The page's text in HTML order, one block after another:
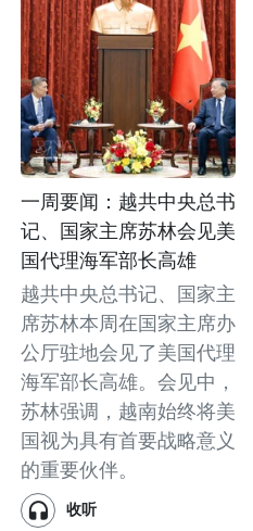
一周要闻：越共中央总书
记、国家主席苏林会见美
国代理海军部长高雄
越共中央总书记、国家主
席苏林本周在国家主席办
公厅驻地会见了美国代理
海军部长高雄。会见中，
苏林强调，越南始终将美
国视为具有首要战略意义
的重要伙伴。
收听